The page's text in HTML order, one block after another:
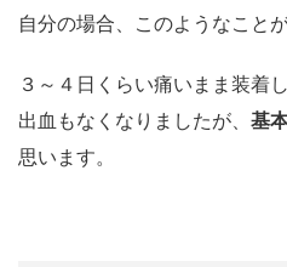
自分の場合、このようなこと
３～４日くらい痛いまま装着
出血もなくなりましたが、 基
思います。